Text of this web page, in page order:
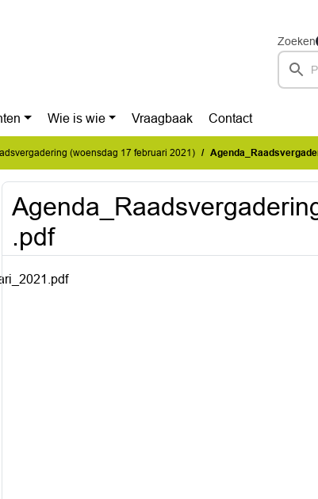
Zoeken
Wie is wie Vraagbaak Contact
(woensdag 17 februari 2021)
.pdf